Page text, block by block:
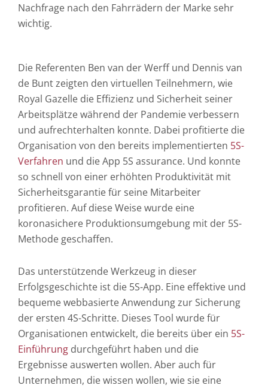
Nachfrage nach den Fahrrädern der Marke sehr
wichtig.
Die Referenten Ben van der Werff und Dennis van
de Bunt zeigten den virtuellen Teilnehmern, wie
Royal Gazelle die Effizienz und Sicherheit seiner
Arbeitsplätze während der Pandemie verbessern
und aufrechterhalten konnte. Dabei profitierte die
Organisation von den bereits implementierten 5S-
Verfahren und die App 5S assurance. Und konnte
so schnell von einer erhöhten Produktivität mit
Sicherheitsgarantie für seine Mitarbeiter
profitieren. Auf diese Weise wurde eine
koronasichere Produktionsumgebung mit der 5S-
Methode geschaffen.
Das unterstützende Werkzeug in dieser
Erfolgsgeschichte ist die 5S-App. Eine effektive und
bequeme webbasierte Anwendung zur Sicherung
der ersten 4S-Schritte. Dieses Tool wurde für
Organisationen entwickelt, die bereits über ein 5S-
Einführung durchgeführt haben und die
Ergebnisse auswerten wollen. Aber auch für
Unternehmen, die wissen wollen, wie sie eine